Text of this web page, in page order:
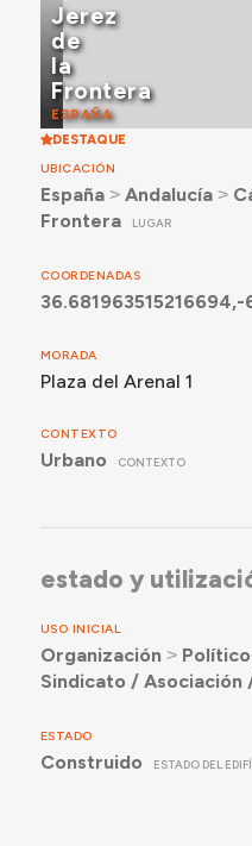
Jerez
de
la
Frontera
ESPAÑA
DESTAQUE
UBICACIÓN
España˃ Andalucía˃
Frontera
LUGAR
COORDENADAS
MORADA
Plaza del Arenal 1
CONTEXTO
Urbano CONTEXTO
estado y
USO INICIAL
Organización ˃
Sindicato / Asociación
ESTADO
Construido ESTADO DEL